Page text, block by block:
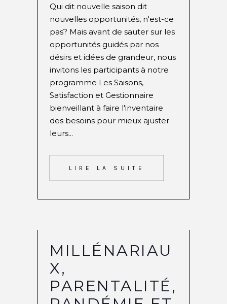
Qui dit nouvelle saison dit
nouvelles opportunités, n'est-ce
pas? Mais avant de sauter sur les
opportunités guidés par nos
désirs et idées de grandeur, nous
invitons les participants à notre
programme Les Saisons,
Satisfaction et Gestionnaire
bienveillant à faire l'inventaire
des besoins pour mieux ajuster
leurs...
LIRE LA SUITE
MILLÉNARIAU
X,
PARENTALITÉ,